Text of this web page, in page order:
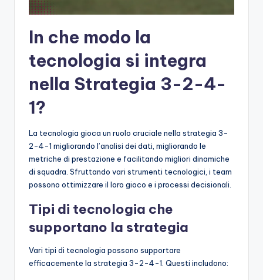
In che modo la
tecnologia si integra
nella Strategia 3-2-4-
1?
La tecnologia gioca un ruolo cruciale nella strategia 3-
2-4-1 migliorando l’analisi dei dati, migliorando le
metriche di prestazione e facilitando migliori dinamiche
di squadra. Sfruttando vari strumenti tecnologici, i team
possono ottimizzare il loro gioco e i processi decisionali.
Tipi di tecnologia che
supportano la strategia
Vari tipi di tecnologia possono supportare
efficacemente la strategia 3-2-4-1. Questi includono: